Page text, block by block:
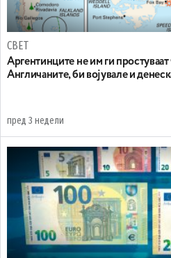
СВЕТ
Аргентинците не им ги
Англичаните, би војувале и
пред 3 недели